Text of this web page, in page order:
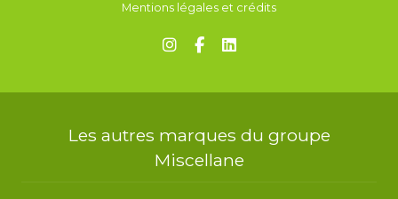
Mentions légales et crédits
Les autres marques du groupe
Miscellane